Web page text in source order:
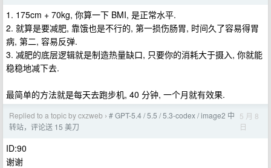
1. 175cm + 70kg, 你算一下 BMI, 是正常水平.
2. 就算是要减肥, 靠饿也是不行的, 第一损伤肠胃, 时间久了容易得胃
病, 第二, 容易反弹.
3. 减肥的底层逻辑就是制造热量缺口, 只要你的消耗大于摄入, 你就能
稳稳地减下去.
最简单的方法就是每天去跑步机, 40 分钟, 一个月就有效果.
Replied to a topic by cxzweb › # GPT-5.4 / 5.5 / 5.3-codex / image2 中
转站，评论送 15 美刀
5 月 8
日
ID:90
谢谢